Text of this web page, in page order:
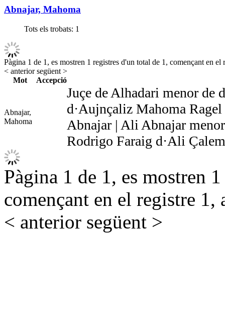
Abnajar, Mahoma
Tots els trobats: 1
Pàgina 1 de 1, es mostren 1 registres d'un total de 1, començant en el
< anteriorsegüent >
Mot
Accepció
Abnajar,
Mahoma
Juçe de Alhadari menor de
d·Aujnçaliz Mahoma
Abnajar | Ali Abnajar
Rodrigo Faraig d·Ali
Pàgina 1 de 1, es mostren
començant en el registre 1,
< anterior següent >